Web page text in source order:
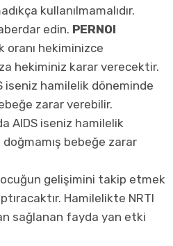
kullanılmamalıdır.
edin. PERNOI
oranı hekiminizce
hekiminiz karar verecektir.
iseniz hamilelik döneminde
zarar verebilir.
AIDS iseniz hamilelik
bebeğe zarar
gelişimini takip etmek
Hamilelikte NRTI
sağlanan fayda yan etki